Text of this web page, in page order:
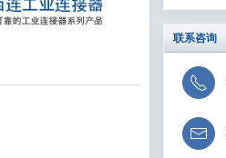
联系咨询